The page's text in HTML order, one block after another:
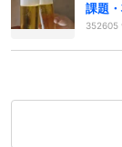
課題
352605